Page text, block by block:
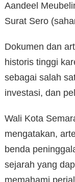
Aandeel
Surat Sero
Dokumen dan
historis tinggi
sebagai salah
investasi, dan
Wali Kota
mengatakan,
benda
sejarah yang